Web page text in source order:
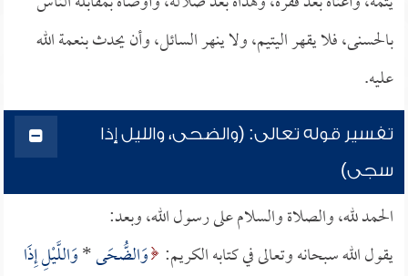
بالحسنى، فلا يقهر اليتيم، ولا ينهر السائل، وأن يحدث بنعمة الله
عليه.
تفسير قوله تعالى: (والضحى، والليل إذا
سجى)
الحمد لله، والصلاة والسلام على رسول الله، وبعد:
يقول الله سبحانه وتعالى في كتابه الكريم: وَالضُّحَى*وَاللَّيْلِ إِذَا